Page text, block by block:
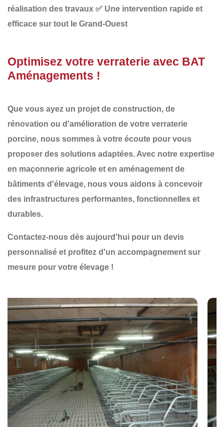
réalisation des travaux ✅ Une intervention rapide et
efficace sur tout le Grand-Ouest
Optimisez votre verraterie avec BAT
Aménagements !
Que vous ayez un projet de construction, de
rénovation ou d'amélioration de votre verraterie
porcine, nous sommes à votre écoute pour vous
proposer des solutions adaptées. Avec notre expertise
en maçonnerie agricole et en aménagement de
bâtiments d'élevage, nous vous aidons à concevoir
des infrastructures performantes, fonctionnelles et
durables.
Contactez-nous dès aujourd'hui pour un devis
personnalisé et profitez d'un accompagnement sur
mesure pour votre élevage !